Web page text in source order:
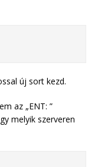
új sort kezd.
az „ENT: ”
melyik szerveren